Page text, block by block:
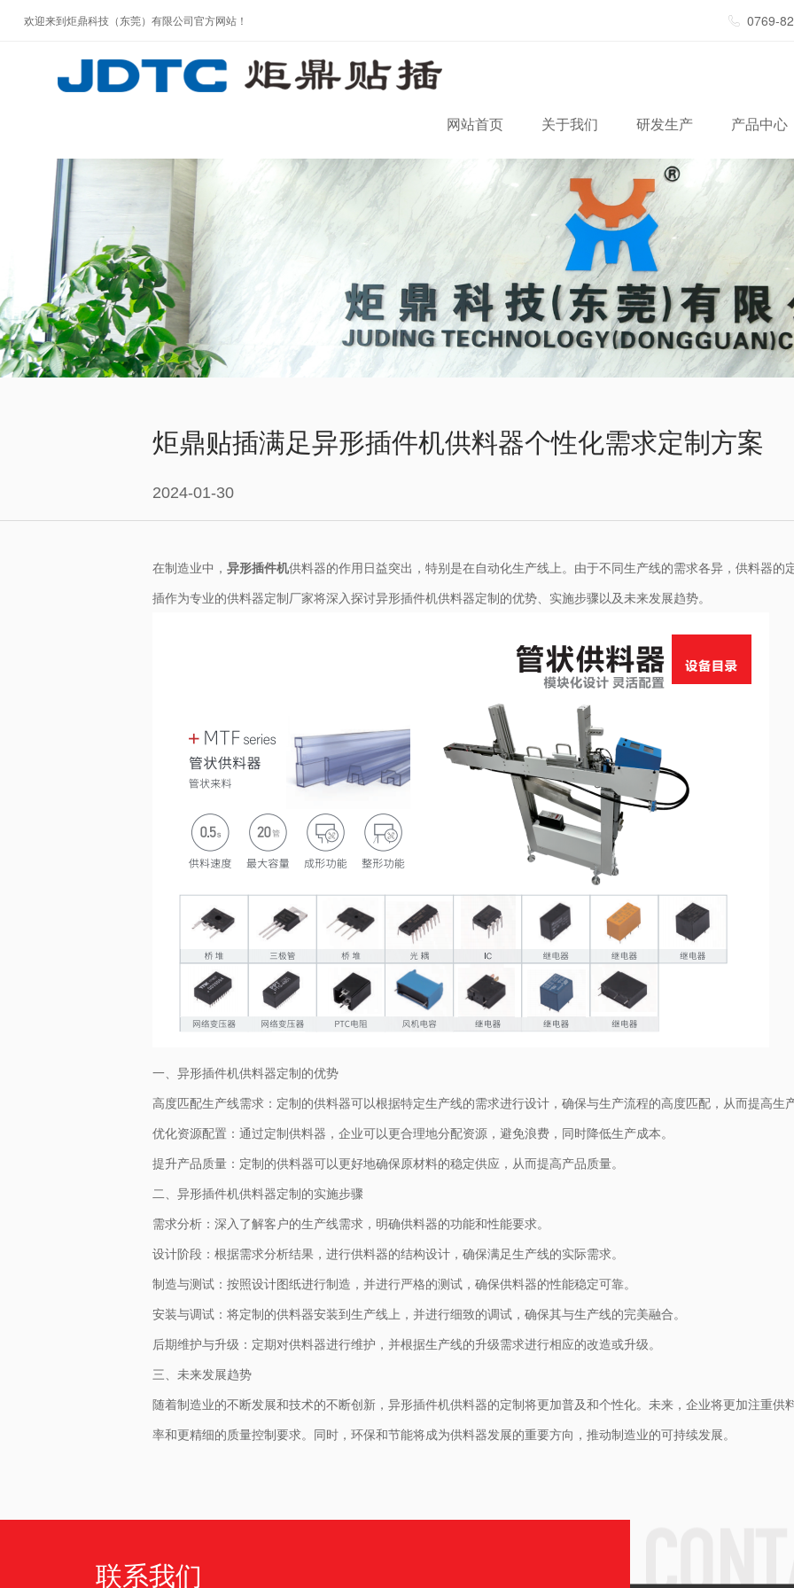
欢迎来到炬鼎科技（东莞）有限公司官方网站！ 0769-
网站首页 关于我们 研发生产 产品中心
炬鼎贴插满足异形插件机供料器个性化需求定制方案
2024-01-30
在制造业中， 异形插件机供料器的作用日益突出，特别是在自动化生产线上。由于不同生产线的需求各异，供料器的
插作为专业的供料器定制厂家将深入探讨异形插件机供料器定制的优势、实施步骤以及未来发展趋势。
一、异形插件机供料器定制的优势
高度匹配生产线需求：定制的供料器可以根据特定生产线的需求进行设计，确保与生产流程的高度匹配，从而提高生
优化资源配置：通过定制供料器，企业可以更合理地分配资源，避免浪费，同时降低生产成本。
提升产品质量：定制的供料器可以更好地确保原材料的稳定供应，从而提高产品质量。
二、异形插件机供料器定制的实施步骤
需求分析：深入了解客户的生产线需求，明确供料器的功能和性能要求。
设计阶段：根据需求分析结果，进行供料器的结构设计，确保满足生产线的实际需求。
制造与测试：按照设计图纸进行制造，并进行严格的测试，确保供料器的性能稳定可靠。
安装与调试：将定制的供料器安装到生产线上，并进行细致的调试，确保其与生产线的完美融合。
后期维护与升级：定期对供料器进行维护，并根据生产线的升级需求进行相应的改造或升级。
三、未来发展趋势
随着制造业的不断发展和技术的不断创新，异形插件机供料器的定制将更加普及和个性化。未来，企业将更加注重供
率和更精细的质量控制要求。同时，环保和节能将成为供料器发展的重要方向，推动制造业的可持续发展。
联系我们